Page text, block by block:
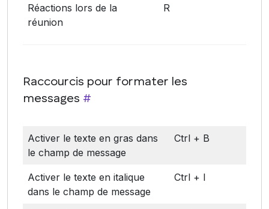
Réactions lors de la
réunion
R
Raccourcis pour formater les
messages #
Activer le texte en gras dans
le champ de message
Ctrl + B
Activer le texte en italique
dans le champ de message
Ctrl + I